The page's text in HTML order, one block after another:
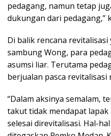
pedagang, namun tetap
dukungan dari pedagang,”
Di balik rencana
sambung Wong, para
asumsi liar. Terutama
berjualan pasca revitalisasi
“Dalam aksinya semalam,
takut tidak mendapat
selesai direvitalisasi. Hal-